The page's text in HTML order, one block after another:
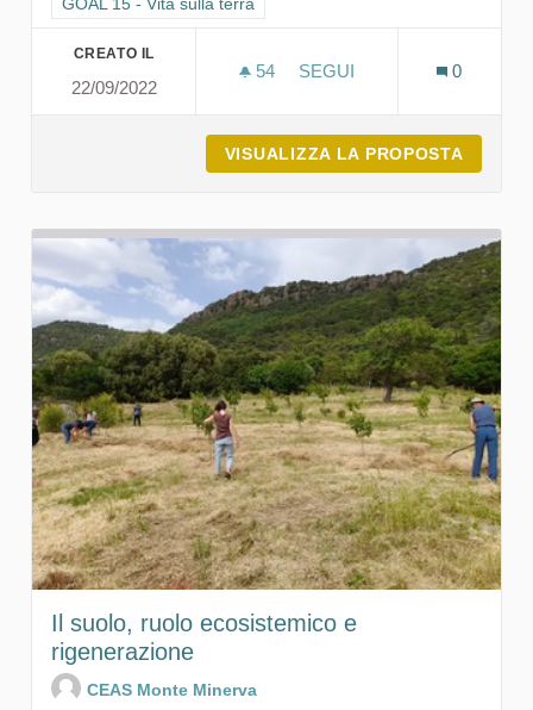
CREATO IL
22/09/2022
54 54 SOSTENITORI
SEGUI
0
VISUALIZZA LA PROPOSTA
Il suolo, ruolo ecosistemico e
rigenerazione
CEAS Monte Minerva